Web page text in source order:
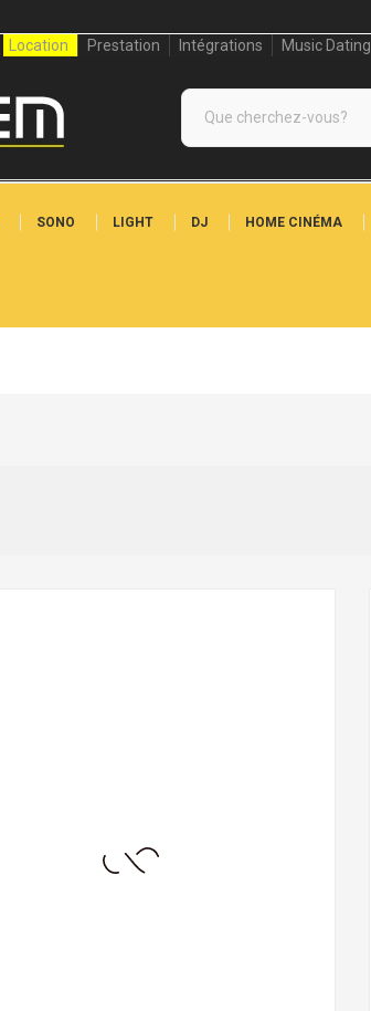
Location Prestation Intégrations Music Dating
SONO LIGHT DJ HOME CINÉMA